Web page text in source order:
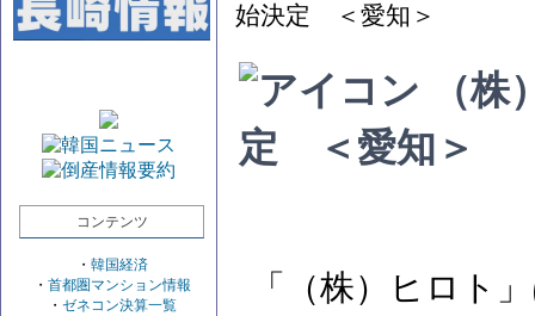
コンテンツ
・ 韓国経済
・ 首都圏マンション情報
・ ゼネコン決算一覧
始決定 ＜愛知＞
（株
定 ＜愛知＞
「（株）ヒロト